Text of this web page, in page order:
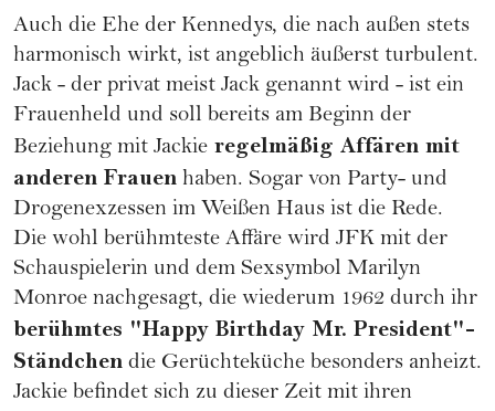
Auch die Ehe der Kennedys, die nach außen stets
harmonisch wirkt, ist angeblich äußerst turbulent.
Jack - der privat meist Jack genannt wird - ist ein
Frauenheld und soll bereits am Beginn der
Beziehung mit Jackie regelmäßig Affären mit
anderen Frauen haben. Sogar von Party- und
Drogenexzessen im Weißen Haus ist die Rede.
Die wohl berühmteste Affäre wird JFK mit der
Schauspielerin und dem Sexsymbol Marilyn
Monroe nachgesagt, die wiederum 1962 durch ihr
berühmtes "Happy Birthday Mr. President"-
Ständchen die Gerüchteküche besonders anheizt.
Jackie befindet sich zu dieser Zeit mit ihren